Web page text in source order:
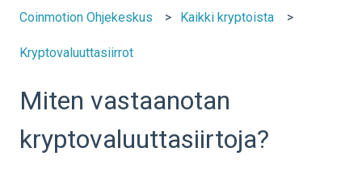
Coinmotion Ohjekeskus Kaikki kryptoista
Kryptovaluuttasiirrot
Miten vastaanotan
kryptovaluuttasiirtoja?